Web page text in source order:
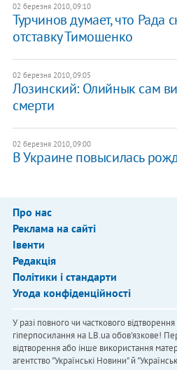
02 березня 2010, 09:10
Турчинов думает, что Рада
отставку Тимошенко
02 березня 2010, 09:05
Лозинский: Олийнык сам
смерти
02 березня 2010, 09:00
В Украине повысилась
Про нас
Реклама на сайті
Івенти
Редакція
Політики і стандарти
Угода конфіденційності
У разі повного чи часткового
гіперпосилання на LB.ua обов'язкове!
відтворення або інше використання
агентство "Українськi Новини" й